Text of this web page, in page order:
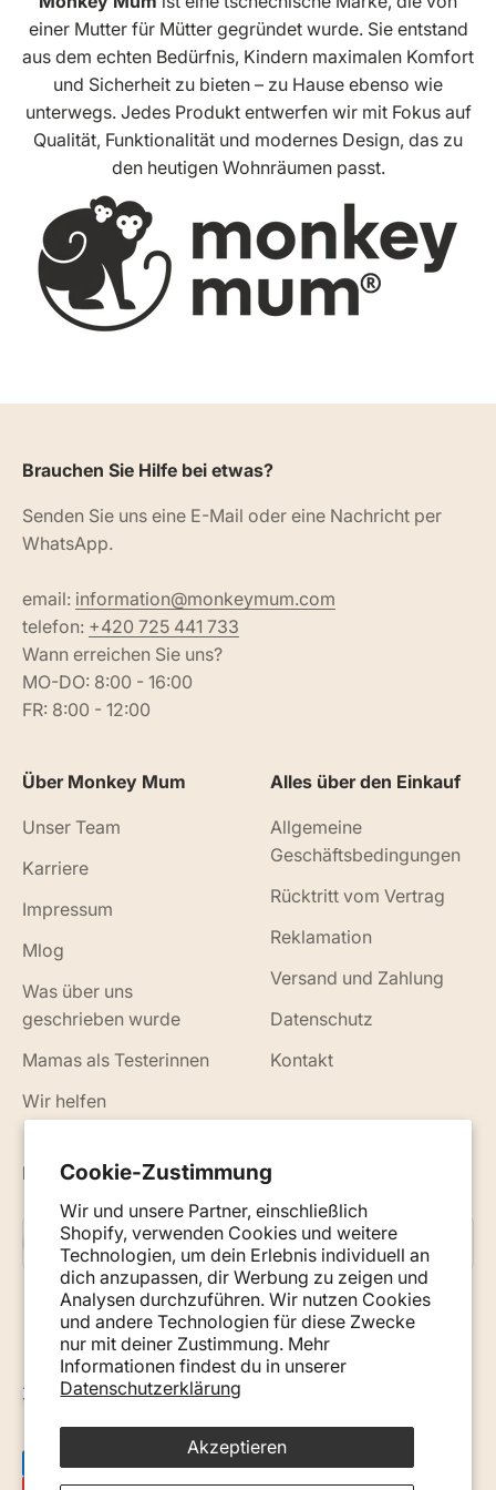
Cookie-Zustimmung
Wir und unsere Partner, einschließlich
Shopify, verwenden Cookies und weitere
Technologien, um dein Erlebnis individuell an
dich anzupassen, dir Werbung zu zeigen und
Analysen durchzuführen. Wir nutzen Cookies
und andere Technologien für diese Zwecke
nur mit deiner Zustimmung. Mehr
Informationen findest du in unserer
Datenschutzerklärung
Akzeptieren
einer Mutter für Mütter gegründet wurde. Sie entstand
aus dem echten Bedürfnis, Kindern maximalen Komfort
und Sicherheit zu bieten – zu Hause ebenso wie
unterwegs. Jedes Produkt entwerfen wir mit Fokus auf
Qualität, Funktionalität und modernes Design, das zu
den heutigen Wohnräumen passt.
Brauchen Sie Hilfe bei etwas?
Senden Sie uns eine E-Mail oder eine Nachricht per
WhatsApp.
email: information@monkeymum.com
telefon: +420 725 441 733
Wann erreichen Sie uns?
MO-DO: 8:00 - 16:00
FR: 8:00 - 12:00
Über Monkey Mum
Unser Team
Karriere
Impressum
Mlog
Was über uns
geschrieben wurde
Mamas als Testerinnen
Wir helfen
Alles über den Einkauf
Allgemeine
Geschäftsbedingungen
Rücktritt vom Vertrag
Reklamation
Versand und Zahlung
Datenschutz
Kontakt
Neuigkeiten, Ratschläge und Tipps per E-Mail
E-Mail
Abonnieren
Österreich (EUR €)